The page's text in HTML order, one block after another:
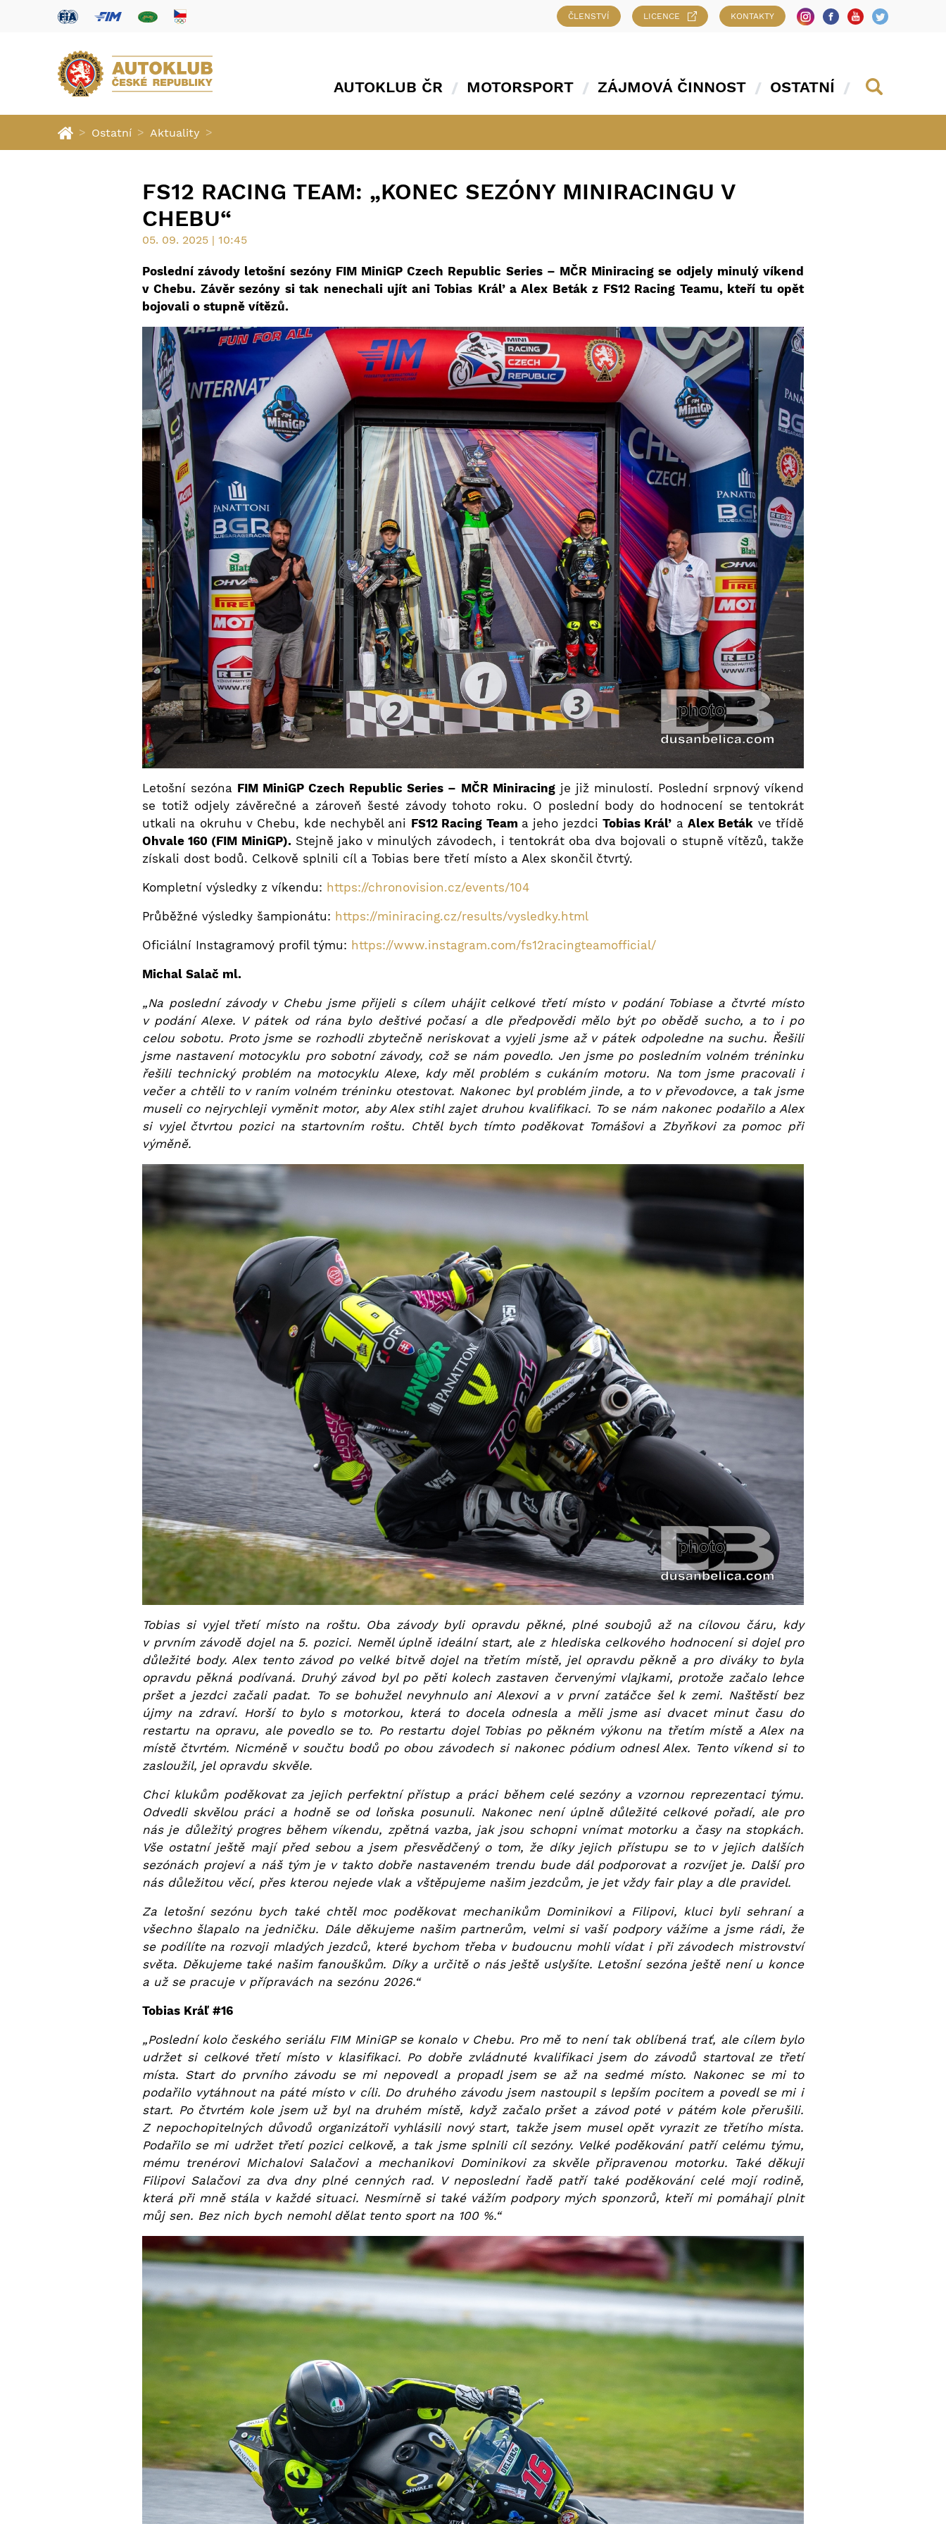
ČLENSTVÍ LICENCE KONTAKTY
AUTOKLUB ČR MOTORSPORT ZÁJMOVÁ ČINNOST OSTATNÍ
> Ostatní > Aktuality >
FS12 RACING TEAM: „KONEC SEZÓNY MINIRACINGU V
CHEBU“
05. 09. 2025 | 10:45
Poslední závody letošní sezóny FIM MiniGP Czech Republic Series – MČR Miniracing se odjely minulý víkend
v Chebu. Závěr sezóny si tak nenechali ujít ani Tobias Král’ a Alex Beták z FS12 Racing Teamu, kteří tu opět
bojovali o stupně vítězů.
Letošní sezóna FIM MiniGP Czech Republic Series – MČR Miniracingje již minulostí. Poslední srpnový víkend
se totiž odjely závěrečné a zároveň šesté závody tohoto roku. O poslední body do hodnocení se tentokrát
utkali na okruhu v Chebu, kde nechyběl ani FS12 Racing Team a jeho jezdci Tobias Král’ a Alex Beták ve třídě
Ohvale 160 (FIM MiniGP).Stejně jako v minulých závodech, i tentokrát oba dva bojovali o stupně vítězů, takže
získali dost bodů. Celkově splnili cíl a Tobias bere třetí místo a Alex skončil čtvrtý.
Kompletní výsledky z víkendu: https://chronovision.cz/events/104
Průběžné výsledky šampionátu: https://miniracing.cz/results/vysledky.html
Oficiální Instagramový profil týmu: https://www.instagram.com/fs12racingteamofficial/
Michal Salač ml.
„Na poslední závody v Chebu jsme přijeli s cílem uhájit celkové třetí místo v podání Tobiase a čtvrté místo
v podání Alexe. V pátek od rána bylo deštivé počasí a dle předpovědi mělo být po obědě sucho, a to i po
celou sobotu. Proto jsme se rozhodli zbytečně neriskovat a vyjeli jsme až v pátek odpoledne na suchu. Řešili
jsme nastavení motocyklu pro sobotní závody, což se nám povedlo. Jen jsme po posledním volném tréninku
řešili technický problém na motocyklu Alexe, kdy měl problém s cukáním motoru. Na tom jsme pracovali i
večer a chtěli to v raním volném tréninku otestovat. Nakonec byl problém jinde, a to v převodovce, a tak jsme
museli co nejrychleji vyměnit motor, aby Alex stihl zajet druhou kvalifikaci. To se nám nakonec podařilo a Alex
si vyjel čtvrtou pozici na startovním roštu. Chtěl bych tímto poděkovat Tomášovi a Zbyňkovi za pomoc při
výměně.
Tobias si vyjel třetí místo na roštu. Oba závody byli opravdu pěkné, plné soubojů až na cílovou čáru, kdy
v prvním závodě dojel na 5. pozici. Neměl úplně ideální start, ale z hlediska celkového hodnocení si dojel pro
důležité body. Alex tento závod po velké bitvě dojel na třetím místě, jel opravdu pěkně a pro diváky to byla
opravdu pěkná podívaná. Druhý závod byl po pěti kolech zastaven červenými vlajkami, protože začalo lehce
pršet a jezdci začali padat. To se bohužel nevyhnulo ani Alexovi a v první zatáčce šel k zemi. Naštěstí bez
újmy na zdraví. Horší to bylo s motorkou, která to docela odnesla a měli jsme asi dvacet minut času do
restartu na opravu, ale povedlo se to. Po restartu dojel Tobias po pěkném výkonu na třetím místě a Alex na
místě čtvrtém. Nicméně v součtu bodů po obou závodech si nakonec pódium odnesl Alex. Tento víkend si to
zasloužil, jel opravdu skvěle.
Chci klukům poděkovat za jejich perfektní přístup a práci během celé sezóny a vzornou reprezentaci týmu.
Odvedli skvělou práci a hodně se od loňska posunuli. Nakonec není úplně důležité celkové pořadí, ale pro
nás je důležitý progres během víkendu, zpětná vazba, jak jsou schopni vnímat motorku a časy na stopkách.
Vše ostatní ještě mají před sebou a jsem přesvědčený o tom, že díky jejich přístupu se to v jejich dalších
sezónách projeví a náš tým je v takto dobře nastaveném trendu bude dál podporovat a rozvíjet je. Další pro
nás důležitou věcí, přes kterou nejede vlak a vštěpujeme našim jezdcům, je jet vždy fair play a dle pravidel.
Za letošní sezónu bych také chtěl moc poděkovat mechanikům Dominikovi a Filipovi, kluci byli sehraní a
všechno šlapalo na jedničku. Dále děkujeme našim partnerům, velmi si vaší podpory vážíme a jsme rádi, že
se podílíte na rozvoji mladých jezdců, které bychom třeba v budoucnu mohli vídat i při závodech mistrovství
světa. Děkujeme také našim fanouškům. Díky a určitě o nás ještě uslyšíte. Letošní sezóna ještě není u konce
a už se pracuje v přípravách na sezónu 2026.“
Tobias Kráľ #16
„Poslední kolo českého seriálu FIM MiniGP se konalo v Chebu. Pro mě to není tak oblíbená trať, ale cílem bylo
udržet si celkové třetí místo v klasifikaci. Po dobře zvládnuté kvalifikaci jsem do závodů startoval ze třetí
místa. Start do prvního závodu se mi nepovedl a propadl jsem se až na sedmé místo. Nakonec se mi to
podařilo vytáhnout na páté místo v cíli. Do druhého závodu jsem nastoupil s lepším pocitem a povedl se mi i
start. Po čtvrtém kole jsem už byl na druhém místě, když začalo pršet a závod poté v pátém kole přerušili.
Z nepochopitelných důvodů organizátoři vyhlásili nový start, takže jsem musel opět vyrazit ze třetího místa.
Podařilo se mi udržet třetí pozici celkově, a tak jsme splnili cíl sezóny. Velké poděkování patří celému týmu,
mému trenérovi Michalovi Salačovi a mechanikovi Dominikovi za skvěle připravenou motorku. Také děkuji
Filipovi Salačovi za dva dny plné cenných rad. V neposlední řadě patří také poděkování celé mojí rodině,
která při mně stála v každé situaci. Nesmírně si také vážím podpory mých sponzorů, kteří mi pomáhají plnit
můj sen. Bez nich bych nemohl dělat tento sport na 100 %.“